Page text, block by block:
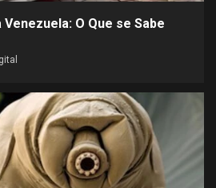
O Que se Sabe